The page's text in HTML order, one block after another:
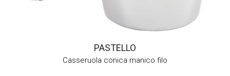
PASTELLO
Casseruola conica manico filo